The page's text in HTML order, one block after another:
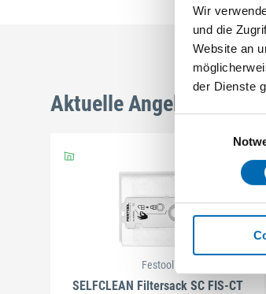
Wir
und die
Website an
der Dienste
Aktuelle Angebote
Festool
SELFCLEAN Filtersack SC FIS-CT